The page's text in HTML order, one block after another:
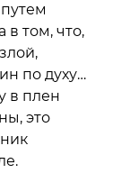
в том, что,
по духу…
в плен
это